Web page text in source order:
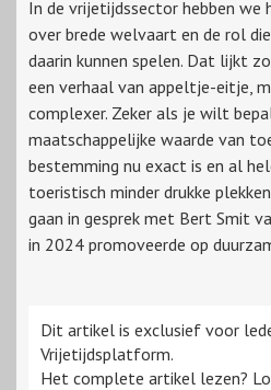
In de vrijetijdssector hebben
over brede welvaart en de rol
daarin kunnen spelen. Dat lijkt
een verhaal van appeltje-eitje,
complexer. Zeker als je wilt
maatschappelijke waarde van
bestemming nu exact is en al
toeristisch minder drukke
gaan in gesprek met Bert Smit
in 2024 promoveerde op
Dit artikel is exclusief voor
Vrijetijdsplatform.
Het complete artikel lezen?